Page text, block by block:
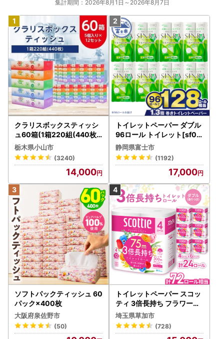
集計期間：2026年8月1日～2026年8月7日
クラリスボックスティッシ
ュ60箱(1箱220組(440枚))
(5個入り×12セット)【配送
不可地域：離島・沖縄県】
【1256759】
栃木県小山市
(3240)
14,000
トイレットペーパー ダブル
96ロール トイレット[sf00
1-012]
静岡県富士市
(1192)
17,000
ソフトパックティッシュ 60
パック×400枚
大阪府泉佐野市
(50)
トイレットペーパー スコッ
ティ 3倍長持ち フラワーパ
ック 4ロール×6P
埼玉県草加市
(728)